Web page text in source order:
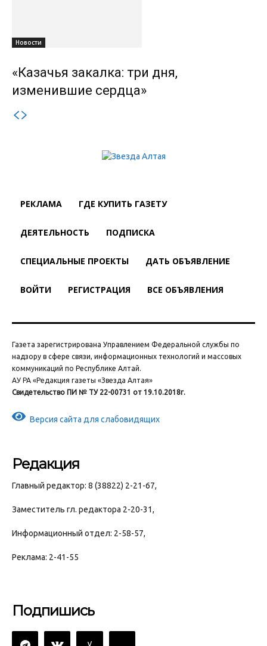
Новости
«Казачья закалка: три дня,
изменившие сердца»
РЕКЛАМА ГДЕ КУПИТЬ ГАЗЕТУ
ДЕЯТЕЛЬНОСТЬ ПОДПИСКА
СПЕЦИАЛЬНЫЕ ПРОЕКТЫ ДАТЬ ОБЪЯВЛЕНИЕ
ВОЙТИ РЕГИСТРАЦИЯ ВСЕ ОБЪЯВЛЕНИЯ
Газета зарегистрирована Управлением Федеральной службы по
надзору в сфере связи, информационных технологий и массовых
коммуникаций по Республике Алтай.
АУ РА «Редакция газеты «Звезда Алтая»
Свидетельство ПИ № ТУ 22-00731 от 19.10.2018г.
Версия сайта для слабовидящих
Редакция
Главный редактор: 8 (38822) 2-21-67,
Заместитель гл. редактора 2-20-31,
Информационный отдел: 2-58-57,
Реклама: 2-41-55
Подпишись